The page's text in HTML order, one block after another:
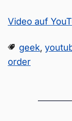
Video auf
geek,
order